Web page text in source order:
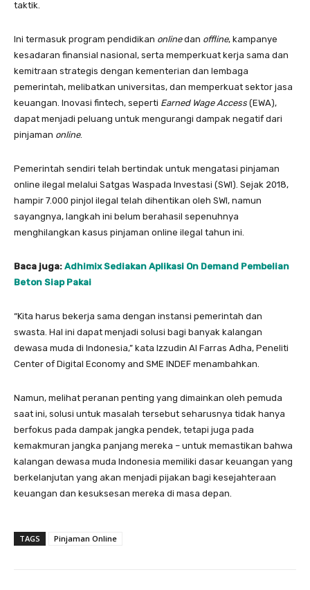
taktik.
Ini termasuk program pendidikan onlinedan offline, kampanye
kesadaran finansial nasional, serta memperkuat kerja sama dan
kemitraan strategis dengan kementerian dan lembaga
pemerintah, melibatkan universitas, dan memperkuat sektor jasa
keuangan. Inovasi fintech, seperti Earned Wage Access (EWA),
dapat menjadi peluang untuk mengurangi dampak negatif dari
pinjaman online.
Pemerintah sendiri telah bertindak untuk mengatasi pinjaman
online ilegal melalui Satgas Waspada Investasi (SWI). Sejak 2018,
hampir 7.000 pinjol ilegal telah dihentikan oleh SWI, namun
sayangnya, langkah ini belum berahasil sepenuhnya
menghilangkan kasus pinjaman online ilegal tahun ini.
Baca juga: Adhimix Sediakan Aplikasi On Demand Pembelian
Beton Siap Pakai
“Kita harus bekerja sama dengan instansi pemerintah dan
swasta. Hal ini dapat menjadi solusi bagi banyak kalangan
dewasa muda di Indonesia,” kata Izzudin Al Farras Adha, Peneliti
Center of Digital Economy and SME INDEF menambahkan.
Namun, melihat peranan penting yang dimainkan oleh pemuda
saat ini, solusi untuk masalah tersebut seharusnya tidak hanya
berfokus pada dampak jangka pendek, tetapi juga pada
kemakmuran jangka panjang mereka – untuk memastikan bahwa
kalangan dewasa muda Indonesia memiliki dasar keuangan yang
berkelanjutan yang akan menjadi pijakan bagi kesejahteraan
keuangan dan kesuksesan mereka di masa depan.
TAGS Pinjaman Online